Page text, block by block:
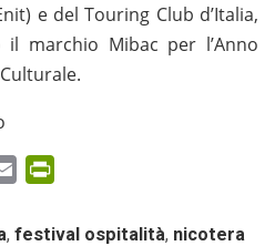
e del Touring Club d’Italia,
marchio Mibac per l’Anno
Email
, festival ospitalità, nicotera